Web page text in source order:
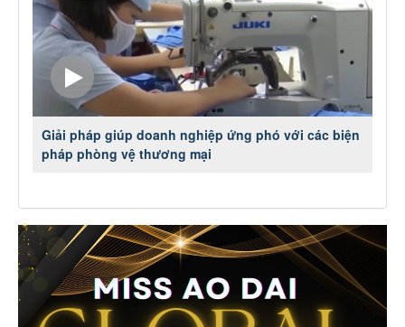
Giải pháp giúp doanh nghiệp ứng phó với các biện
pháp phòng vệ thương mại